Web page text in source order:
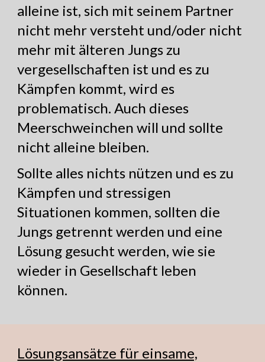
alleine ist, sich mit seinem Partner
nicht mehr versteht und/oder nicht
mehr mit älteren Jungs zu
vergesellschaften ist und es zu
Kämpfen kommt, wird es
problematisch. Auch dieses
Meerschweinchen will und sollte
nicht alleine bleiben.
Sollte alles nichts nützen und es zu
Kämpfen und stressigen
Situationen kommen, sollten die
Jungs getrennt werden und eine
Lösung gesucht werden, wie sie
wieder in Gesellschaft leben
können.
Lösungsansätze für einsame,